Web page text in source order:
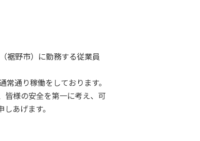
裾野市）に勤務する従業員
通り稼働をしております。
様の安全を第一に考え、可
あげます。